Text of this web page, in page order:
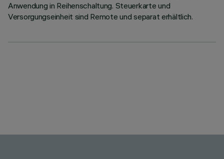
Anwendung in Reihenschaltung. Steuerkarte und
Versorgungseinheit sind Remote und separat erhältlich.